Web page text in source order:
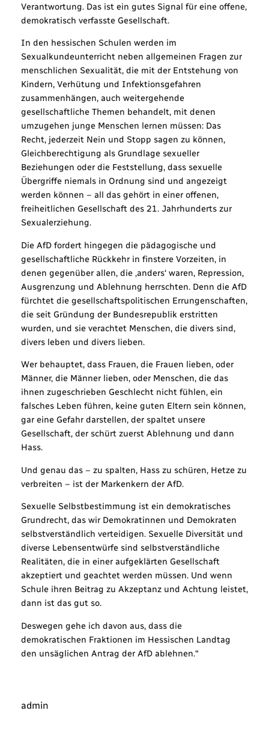
Verantwortung. Das ist ein gutes Signal für eine offene,
demokratisch verfasste Gesellschaft.
In den hessischen Schulen werden im
Sexualkundeunterricht neben allgemeinen Fragen zur
menschlichen Sexualität, die mit der Entstehung von
Kindern, Verhütung und Infektionsgefahren
zusammenhängen, auch weitergehende
gesellschaftliche Themen behandelt, mit denen
umzugehen junge Menschen lernen müssen: Das
Recht, jederzeit Nein und Stopp sagen zu können,
Gleichberechtigung als Grundlage sexueller
Beziehungen oder die Feststellung, dass sexuelle
Übergriffe niemals in Ordnung sind und angezeigt
werden können – all das gehört in einer offenen,
freiheitlichen Gesellschaft des 21. Jahrhunderts zur
Sexualerziehung.
Die AfD fordert hingegen die pädagogische und
gesellschaftliche Rückkehr in finstere Vorzeiten, in
denen gegenüber allen, die ‚anders‘ waren, Repression,
Ausgrenzung und Ablehnung herrschten. Denn die AfD
fürchtet die gesellschaftspolitischen Errungenschaften,
die seit Gründung der Bundesrepublik erstritten
wurden, und sie verachtet Menschen, die divers sind,
divers leben und divers lieben.
Wer behauptet, dass Frauen, die Frauen lieben, oder
Männer, die Männer lieben, oder Menschen, die das
ihnen zugeschrieben Geschlecht nicht fühlen, ein
falsches Leben führen, keine guten Eltern sein können,
gar eine Gefahr darstellen, der spaltet unsere
Gesellschaft, der schürt zuerst Ablehnung und dann
Hass.
Und genau das – zu spalten, Hass zu schüren, Hetze zu
verbreiten – ist der Markenkern der AfD.
Sexuelle Selbstbestimmung ist ein demokratisches
Grundrecht, das wir Demokratinnen und Demokraten
selbstverständlich verteidigen. Sexuelle Diversität und
diverse Lebensentwürfe sind selbstverständliche
Realitäten, die in einer aufgeklärten Gesellschaft
akzeptiert und geachtet werden müssen. Und wenn
Schule ihren Beitrag zu Akzeptanz und Achtung leistet,
dann ist das gut so.
Deswegen gehe ich davon aus, dass die
demokratischen Fraktionen im Hessischen Landtag
den unsäglichen Antrag der AfD ablehnen.“
admin